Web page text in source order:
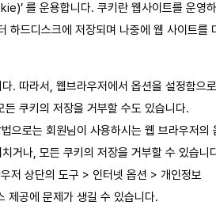
를 운용합니다. 쿠키란 웹사이트를 운영
하드디스크에 저장되며 나중에 웹 사이트를
. 따라서, 웹브라우저에서 옵션을 설정함으
쿠키의 저장을 거부할 수도 있습니다.
으로는 회원님이 사용하시는 웹 브라우저의
거나, 모든 쿠키의 저장을 거부할 수 있습니
저 상단의 도구 > 인터넷 옵션 > 개인정보
제공에 문제가 생길 수 있습니다.